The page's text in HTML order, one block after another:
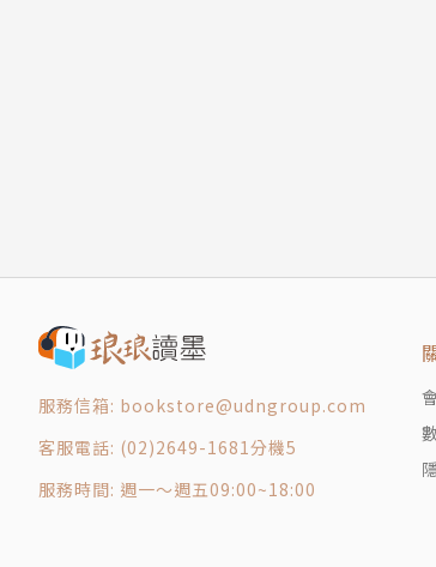
服務信箱: bookstore@udngroup.com
客服電話: (02)2649-1681分機5
服務時間: 週一～週五09:00~18:00